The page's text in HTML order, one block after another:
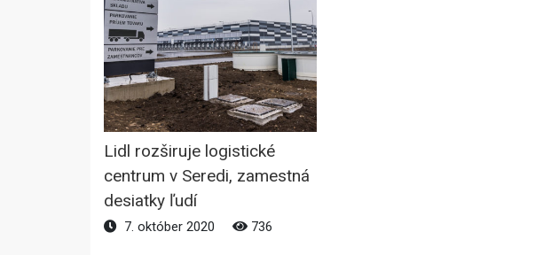
Lidl rozširuje logistické
centrum v Seredi, zamestná
desiatky ľudí
7. október 2020 736